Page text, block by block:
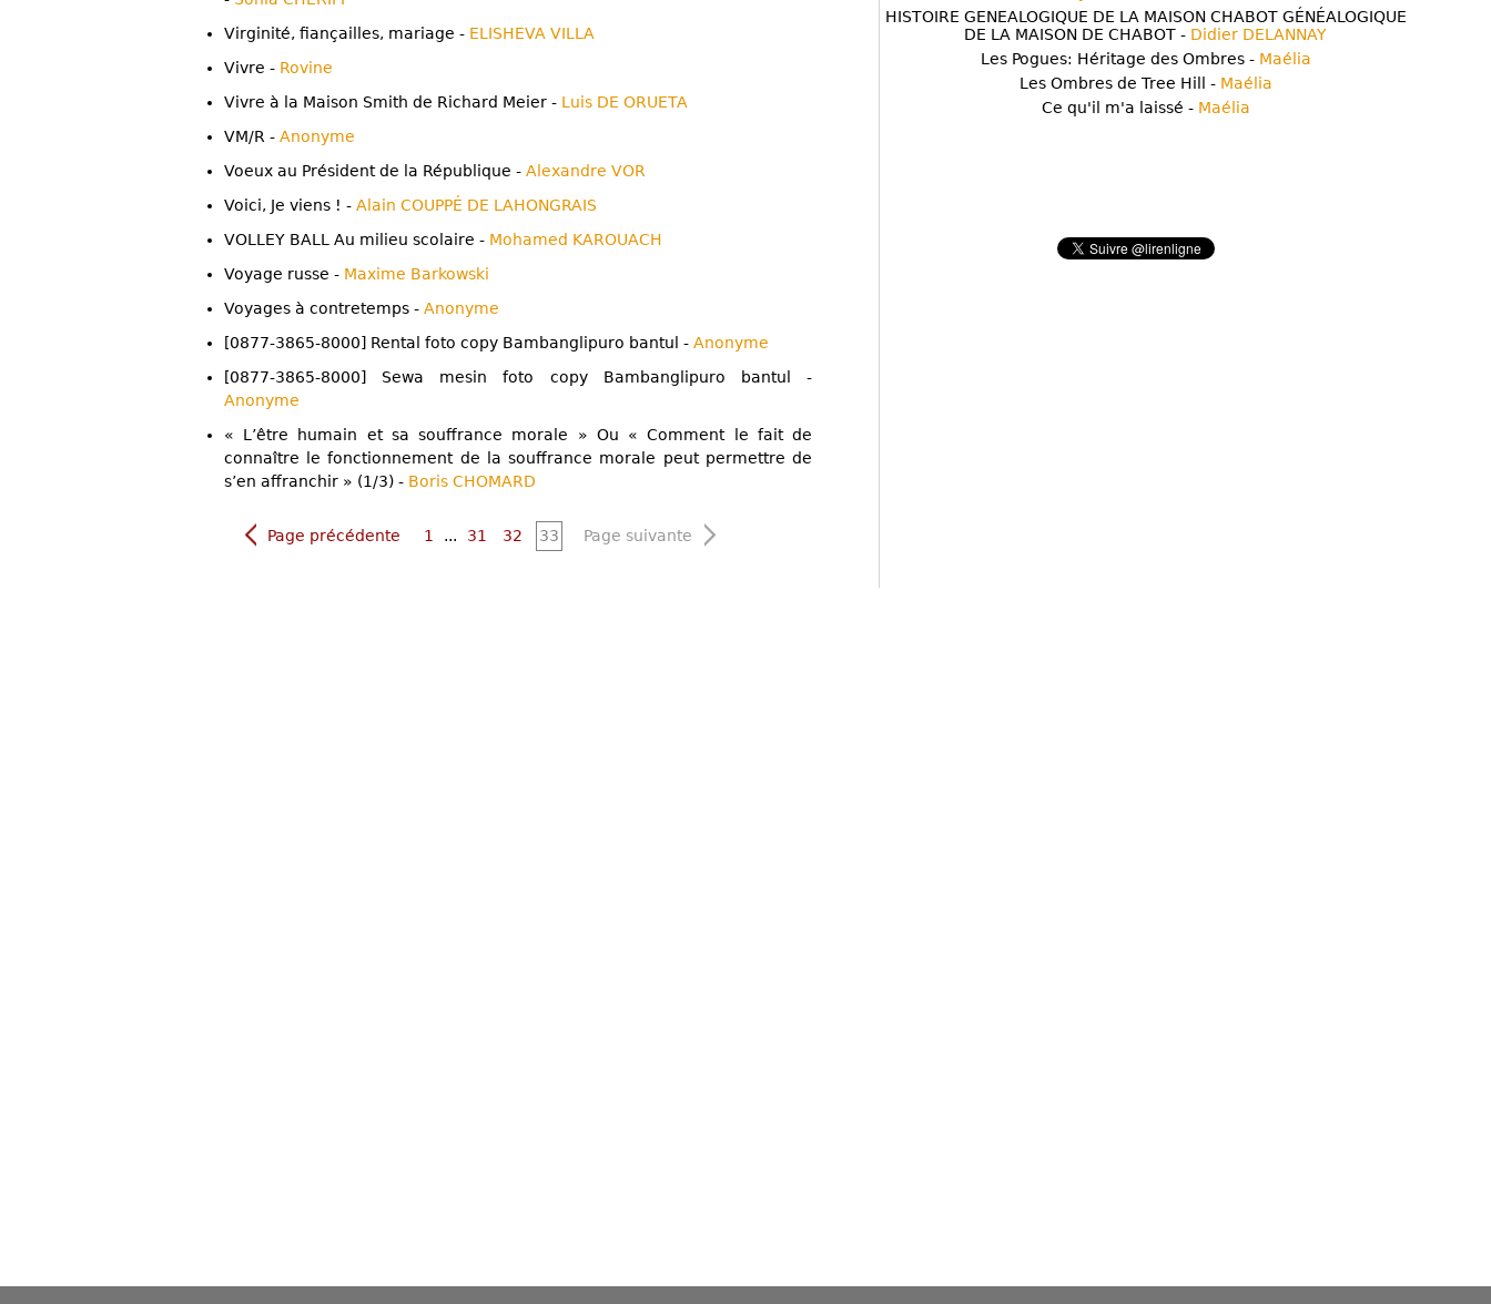
Virginité, fiançailles, mariage - ELISHEVA VILLA
Vivre - Rovine
Vivre à la Maison Smith de Richard Meier - Luis DE ORUETA
VM/R - Anonyme
Voeux au Président de la République - Alexandre VOR
Voici, Je viens ! - Alain COUPPÉ DE LAHONGRAIS
VOLLEY BALL Au milieu scolaire - Mohamed KAROUACH
Voyage russe - Maxime Barkowski
Voyages à contretemps - Anonyme
[0877-3865-8000] Rental foto copy Bambanglipuro bantul - Anonyme
[0877-3865-8000] Sewa mesin foto copy Bambanglipuro bantul -
Anonyme
« L’être humain et sa souffrance morale » Ou « Comment le fait de
connaître le fonctionnement de la souffrance morale peut permettre de
s’en affranchir » (1/3) - Boris CHOMARD
Page précédente 1 ... 31 32 33 Page suivante
HISTOIRE GENEALOGIQUE DE LA MAISON CHABOT GÉNÉALOGIQUE
DE LA MAISON DE CHABOT - Didier DELANNAY
Les Pogues: Héritage des Ombres - Maélia
Les Ombres de Tree Hill - Maélia
Ce qu'il m'a laissé - Maélia